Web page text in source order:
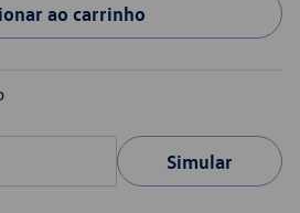
ao carrinho
Simular